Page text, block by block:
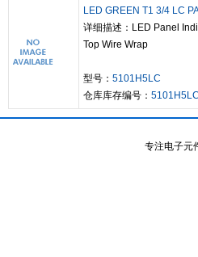
LED GREEN T1 3/4 LC
详细描述：LED Panel
Top Wire Wrap
型号： 5101H5LC
仓库库存编号：
专注电子元